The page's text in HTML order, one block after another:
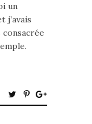
un
j’avais